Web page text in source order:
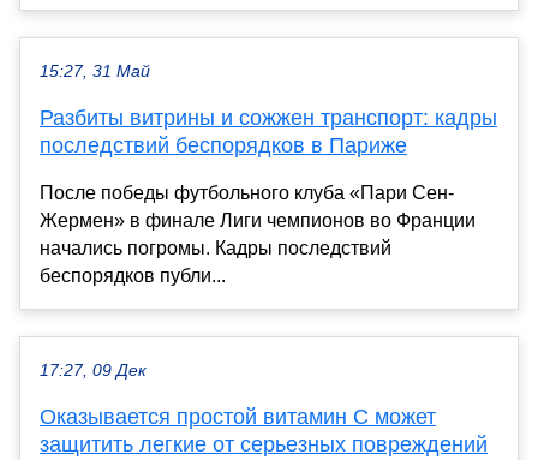
15:27, 31 Май
Разбиты витрины и сожжен транспорт: кадры
последствий беспорядков в Париже
После победы футбольного клуба «Пари Сен-
Жермен» в финале Лиги чемпионов во Франции
начались погромы. Кадры последствий
беспорядков публи...
17:27, 09 Дек
Оказывается простой витамин C может
защитить легкие от серьезных повреждений